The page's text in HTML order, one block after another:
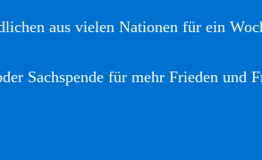
aus vielen Nationen für ein
Sachspende für mehr Frieden und